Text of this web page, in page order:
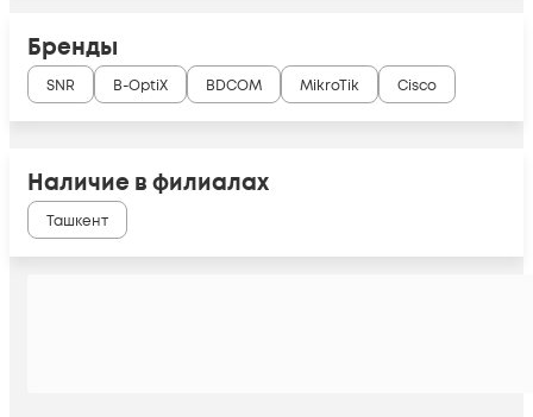
Бренды
SNR B-OptiX BDCOM MikroTik Cisco
Наличие в филиалах
Ташкент